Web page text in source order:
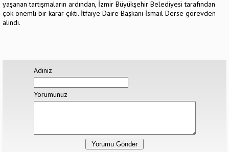
yaşanan tartışmaların ardından, İzmir Büyükşehir Belediyesi tarafından
çok önemli bir karar çıktı. İtfaiye Daire Başkanı İsmail Derse görevden
alındı.
Adınız
Yorumunuz